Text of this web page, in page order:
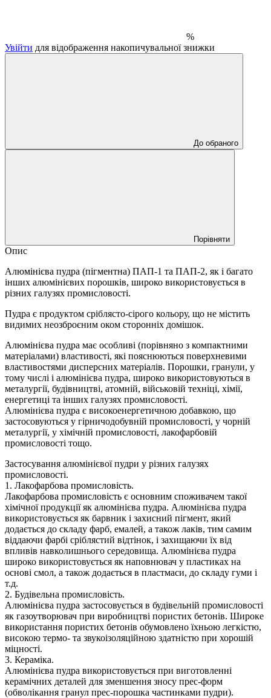
%
Увійти для відображення накопичувальної знижки
До обраного
Порівняти
Опис
Алюмінієва пудра (пігментна) ПАП-1 та ПАП-2, як і багато
інших алюмінієвих порошків, широко використовується в
різних галузях промисловості.
Пудра є продуктом сріблясто-сірого кольору, що не містить
видимих неозброєним оком сторонніх домішок.
Алюмінієва пудра має особливі (порівняно з компактними
матеріалами) властивості, які пояснюються поверхневими
властивостями дисперсних матеріалів. Порошки, гранули, у
тому числі і алюмінієва пудра, широко використовуються в
металургії, будівництві, атомній, військовій техніці, хімії,
енергетиці та інших галузях промисловості.
Алюмінієва пудра є високоенергетичною добавкою, що
застосовуються у гірничодобувній промисловості, у чорній
металургії, у хімічній промисловості, лакофарбовій
промисловості тощо.
Застосування алюмінієвої пудри у різних галузях
промисловості.
1. Лакофарбова промисловість.
Лакофарбова промисловість є основним споживачем такої
хімічної продукції як алюмінієва пудра. Алюмінієва пудра
використовується як барвник і захисний пігмент, який
додається до складу фарб, емалей, а також лаків, тим самим
віддаючи фарбі сріблястий відтінок, і захищаючи їх від
впливів навколишнього середовища. Алюмінієва пудра
широко використовується як наповнювач у пластиках на
основі смол, а також додається в пластмаси, до складу гуми і
т.д.
2. Будівельна промисловість.
Алюмінієва пудра застосовується в будівельній промисловості
як газоутворювач при виробництві пористих бетонів. Широке
використання пористих бетонів обумовлено їхньою легкістю,
високою термо- та звукоізоляційною здатністю при хорошій
міцності.
3. Кераміка.
Алюмінієва пудра використовується при виготовленні
керамічних деталей для зменшення зносу прес-форм
(обволікання гранул прес-порошка частинками пудри).